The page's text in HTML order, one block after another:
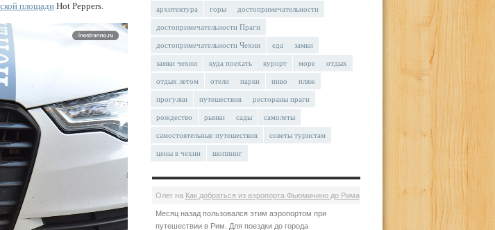
площадиHot Peppers. архитектура горы достопримечательности
достопримечательности Праги
достопримечательности Чехии еда замки
замки чехии куда поехать курорт море отдых
отдых летом отели парки пиво пляж
прогулки путешествия рестораны праги
рождество рынки сады самолеты
самостоятельные путешествия советы туристам
цены в чехии шоппинг
Олегна Как добраться из аэропорта Фьюмичино до Рима
Месяц назад пользовался этим аэропортом при
путешествии в Рим. Для поездки до города